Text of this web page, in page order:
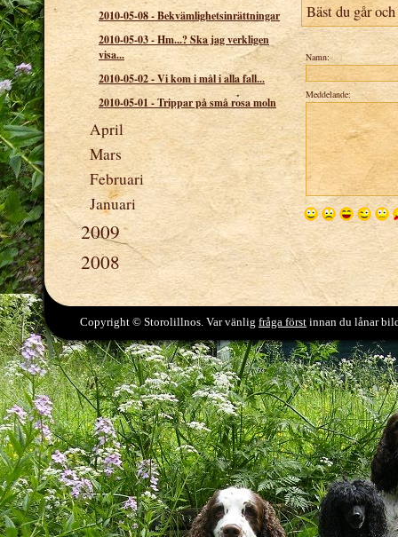
2010-05-08-Bekvämlighetsinrättningar
2010-05-03-Hm...? Ska jag verkligen
visa...
2010-05-02-Vi kom i mål i alla fall...
2010-05-01-Trippar på små rosa moln
April
Mars
Februari
Januari
2009
2008
Bäst du går
Namn:
Meddelande:
Copyright © Storolillnos. Var vänlig fråga först innan du lånar